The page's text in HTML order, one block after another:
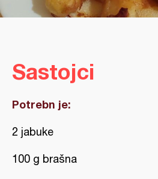
Sastojci
Potrebn je:
2 jabuke
100 g brašna